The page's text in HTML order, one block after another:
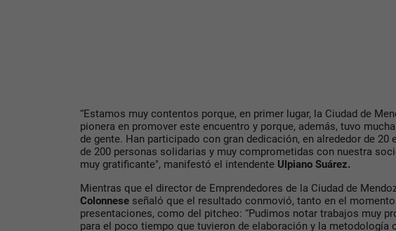
“Estamos muy contentos porque, en primer lugar, la Ciudad de
pionera en promover este encuentro y porque, además, tuvo
de gente. Han participado con gran dedicación, en alrededor de 20
de 200 personas solidarias y muy comprometidas con nuestra
muy gratificante", manifestó el intendente Ulpiano Suárez.
Mientras que el director de Emprendedores de la Ciudad de
Colonnese señaló que el resultado conmovió, tanto en el
presentaciones, como del pitcheo: “Pudimos notar trabajos muy
para el poco tiempo que tuvieron de elaboración y la metodología